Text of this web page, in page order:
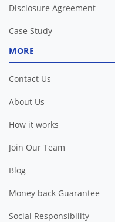
Disclosure Agreement
Case Study
MORE
Contact Us
About Us
How it works
Join Our Team
Blog
Money back Guarantee
Social Responsibility